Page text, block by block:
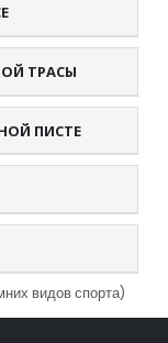
ТРАСЫ
ПИСТЕ
видов спорта)